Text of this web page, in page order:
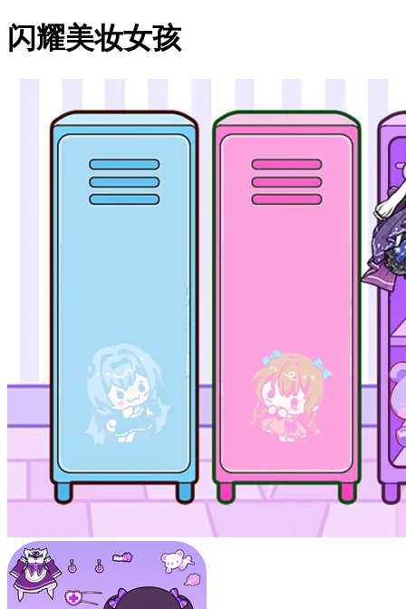
闪耀美妆女孩